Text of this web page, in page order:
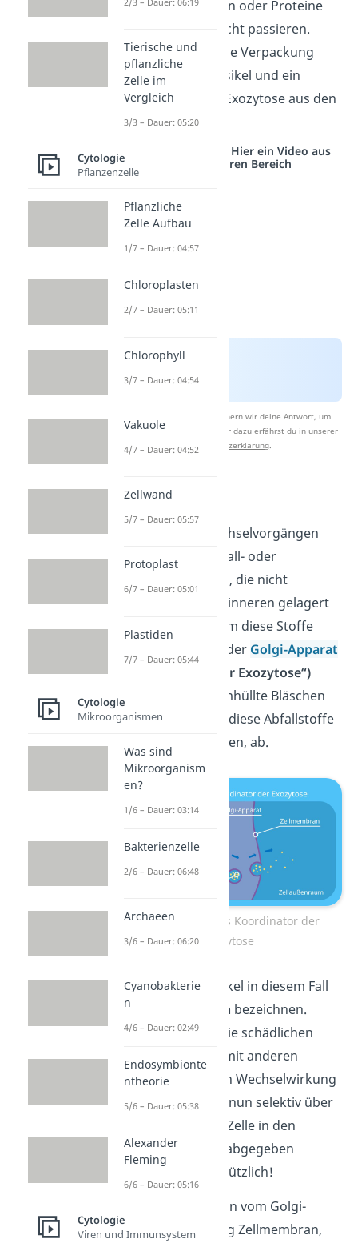
Kohlenhydratketten oder Proteine
die Membranen nicht passieren.
Deshalb erfolgt eine Verpackung
dieser Stoffe in Vesikel und ein
Ausschleusen per Exozytose aus den
Zellen.
Studyflix vernetzt: Hier ein Video aus
einem anderen Bereich
Nach Beantwortung speichern wir deine Antwort, um
Studyflix zu verbessern. Mehr dazu erfährst du in unserer
Datenschutzerklärung.
Golgi Apparat
Bei vielen Stoffwechselvorgängen
der Zelle fallen Abfall- oder
Nebenprodukte an, die nicht
unbegrenzt im Zellinneren gelagert
werden können. Um diese Stoffe
loszuwerden, gibt der Golgi-Apparat
(= „Koordinator der Exozytose“)
kleine membranumhüllte Bläschen
(Vesikel), in denen diese Abfallstoffe
eingelagert vorliegen, ab.
Golgi-Apparat als Koordinator der
Exozytose
Du kannst die Vesikel in diesem Fall
auch als
Exosomen bezeichnen.
Dadurch können die schädlichen
Stoffe nicht mehr mit anderen
Zellbestandteilen in Wechselwirkung
treten. Sie können nun selektiv über
Exozytose aus der Zelle in den
Extrazellulärraum abgegeben
werden. Ziemlich nützlich!
Die Vesikel wandern vom Golgi-
Apparat in Richtung Zellmembran,
Tierische und
pflanzliche
Zelle im
Vergleich
3/3 – Dauer: 05:20
Cytologie
Pflanzenzelle
Pflanzliche
Zelle Aufbau
1/7 – Dauer: 04:57
Chloroplasten
2/7 – Dauer: 05:11
Chlorophyll
3/7 – Dauer: 04:54
Vakuole
4/7 – Dauer: 04:52
Zellwand
5/7 – Dauer: 05:57
Protoplast
6/7 – Dauer: 05:01
Plastiden
7/7 – Dauer: 05:44
Cytologie
Mikroorganismen
Was sind
Mikroorganism
en?
1/6 – Dauer: 03:14
Bakterienzelle
2/6 – Dauer: 06:48
Archaeen
3/6 – Dauer: 06:20
Cyanobakterie
n
4/6 – Dauer: 02:49
Endosymbionte
ntheorie
5/6 – Dauer: 05:38
Alexander
Fleming
6/6 – Dauer: 05:16
Cytologie
Viren und Immunsystem